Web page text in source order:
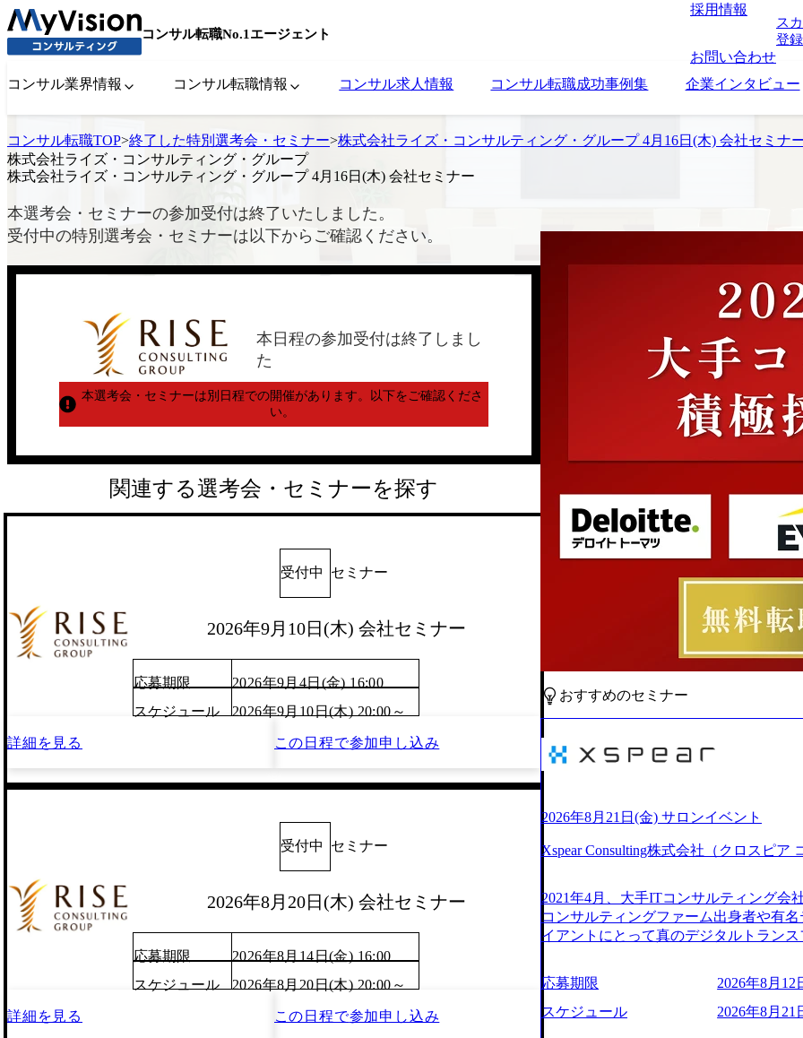
コンサル転職No.1エージェント
採用情報
お問い合わせ
ス
登
コンサル業界情報 コンサル転職情報 コンサル求人情報 コンサル転職成功事例集 企業インタビュー
コンサル転職TOP>終了した特別選考会・セミナー>株式会社ライズ・コンサルティング・グループ 4月16日(木) 会社セミナ
株式会社ライズ・コンサルティング・グループ
株式会社ライズ・コンサルティング・グループ 4月16日(木) 会社セミナー
本選考会・セミナーの参加受付は終了いたしました。
受付中の特別選考会・セミナーは以下からご確認ください。
本日程の参加受付は終了しまし
た
本選考会・セミナーは別日程での開催があります。
以下をご確認くださ
い。
関連する選考会・セミナーを探す
受付中 セミナー
2026年9月10日(木) 会社セミナー
応募期限
2026年9月4日(金) 16:00
スケジュール
2026年9月10日(木) 20:00～
詳細を見る この日程で参加申し込み
受付中 セミナー
2026年8月20日(木) 会社セミナー
応募期限
2026年8月14日(金) 16:00
スケジュール
2026年8月20日(木) 20:00～
詳細を見る この日程で参加申し込み
おすすめのセミナー
2026年8月21日(金) サロンイベント
Xspear Consulting株式会社（クロスピア
2021年4月、大手ITコンサルティング会
コンサルティングファーム出身者や有
イアントにとって真のデジタルトラン
力を持つDX時代において、20年以上に
ロジーを提供してきたシンプレクスの
界のクライアントの企業価値の最大化
応募期限
2026年8月12
スケジュール
2026年8月21